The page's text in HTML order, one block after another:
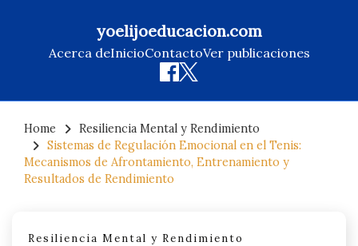
yoelijoeducacion.com
Acerca deInicioContactoVer publicaciones
content
Home
Resiliencia Mental y Rendimiento
Sistemas de Regulación Emocional en el Tenis:
Mecanismos de Afrontamiento, Entrenamiento y
Resultados de Rendimiento
Resiliencia Mental y Rendimiento